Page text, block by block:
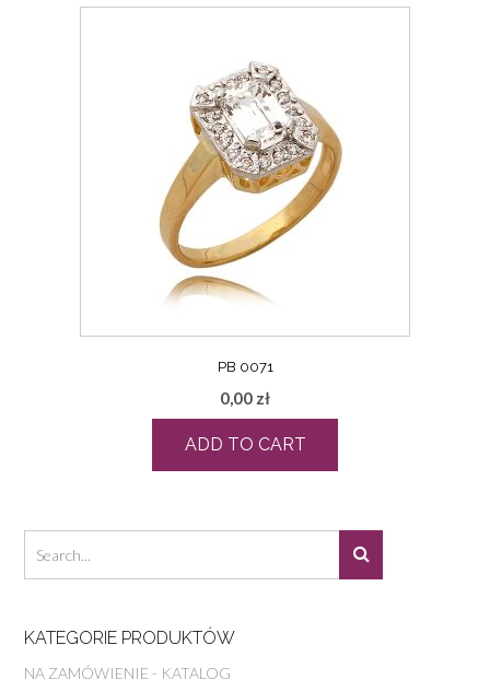
PB 0071
0,00 zł
ADD TO CART
KATEGORIE PRODUKTÓW
NA ZAMÓWIENIE - KATALOG